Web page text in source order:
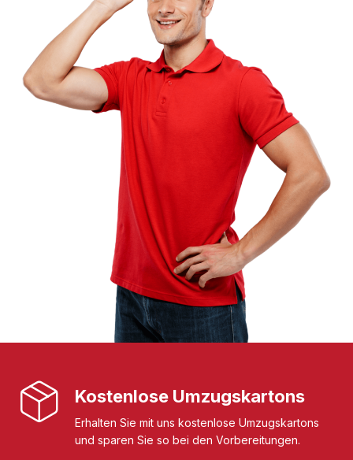
Kostenlose Umzugskartons
Erhalten Sie mit uns kostenlose Umzugskartons
und sparen Sie so bei den Vorbereitungen.